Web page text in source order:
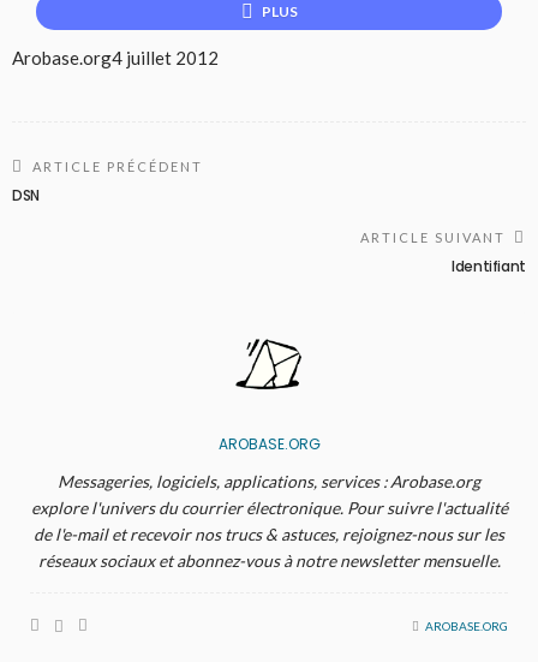
PLUS
Arobase.org4 juillet 2012
ARTICLE PRÉCÉDENT
DSN
ARTICLE SUIVANT
Identifiant
AROBASE.ORG
Messageries, logiciels, applications, services : Arobase.org
explore l'univers du courrier électronique. Pour suivre l'actualité
de l'e-mail et recevoir nos trucs & astuces, rejoignez-nous sur les
réseaux sociaux et abonnez-vous à notre newsletter mensuelle.
AROBASE.ORG